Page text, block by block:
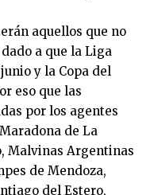
aquellos que no
a que la Liga
y la Copa del
eso que las
por los agentes
de La
Malvinas Argentinas
de Mendoza,
del Estero,